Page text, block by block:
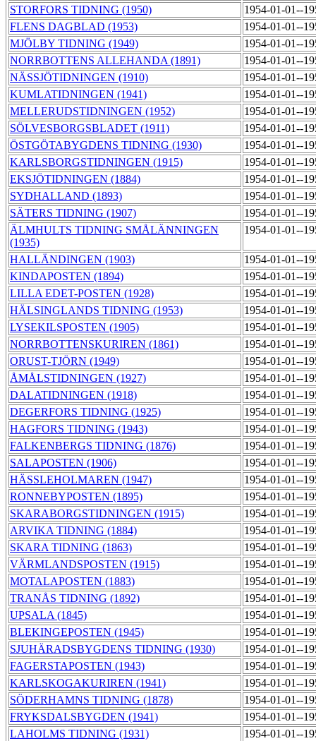
STORFORS TIDNING (1950)
1954-01-01--
FLENS DAGBLAD (1953)
1954-01-01--
MJÖLBY TIDNING (1949)
1954-01-01--
NORRBOTTENS ALLEHANDA (1891)
1954-01-01--
NÄSSJÖTIDNINGEN (1910)
1954-01-01--
KUMLATIDNINGEN (1941)
1954-01-01--
MELLERUDSTIDNINGEN (1952)
1954-01-01--
SÖLVESBORGSBLADET (1911)
1954-01-01--
ÖSTGÖTABYGDENS TIDNING (1930)
1954-01-01--
KARLSBORGSTIDNINGEN (1915)
1954-01-01--
EKSJÖTIDNINGEN (1884)
1954-01-01--
SYDHALLAND (1893)
1954-01-01--
SÄTERS TIDNING (1907)
1954-01-01--
ÄLMHULTS TIDNING SMÅLÄNNINGEN
(1935)
1954-01-01--
HALLÄNDINGEN (1903)
1954-01-01--
KINDAPOSTEN (1894)
1954-01-01--
LILLA EDET-POSTEN (1928)
1954-01-01--
HÄLSINGLANDS TIDNING (1953)
1954-01-01--
LYSEKILSPOSTEN (1905)
1954-01-01--
NORRBOTTENSKURIREN (1861)
1954-01-01--
ORUST-TJÖRN (1949)
1954-01-01--
ÅMÅLSTIDNINGEN (1927)
1954-01-01--
DALATIDNINGEN (1918)
1954-01-01--
DEGERFORS TIDNING (1925)
1954-01-01--
HAGFORS TIDNING (1943)
1954-01-01--
FALKENBERGS TIDNING (1876)
1954-01-01--
SALAPOSTEN (1906)
1954-01-01--
HÄSSLEHOLMAREN (1947)
1954-01-01--
RONNEBYPOSTEN (1895)
1954-01-01--
SKARABORGSTIDNINGEN (1915)
1954-01-01--
ARVIKA TIDNING (1884)
1954-01-01--
SKARA TIDNING (1863)
1954-01-01--
VÄRMLANDSPOSTEN (1915)
1954-01-01--
MOTALAPOSTEN (1883)
1954-01-01--
TRANÅS TIDNING (1892)
1954-01-01--
UPSALA (1845)
1954-01-01--
BLEKINGEPOSTEN (1945)
1954-01-01--
SJUHÄRADSBYGDENS TIDNING (1930)
1954-01-01--
FAGERSTAPOSTEN (1943)
1954-01-01--
KARLSKOGAKURIREN (1941)
1954-01-01--
SÖDERHAMNS TIDNING (1878)
1954-01-01--
FRYKSDALSBYGDEN (1941)
1954-01-01--
LAHOLMS TIDNING (1931)
1954-01-01--